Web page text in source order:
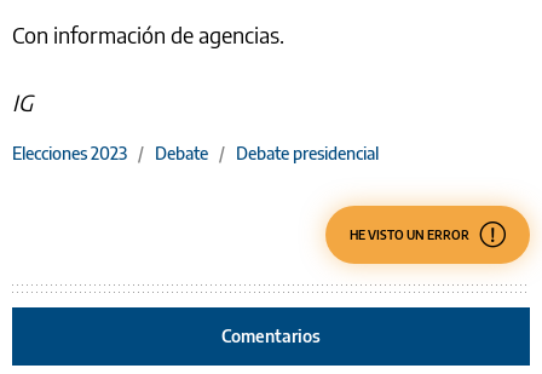
Con información de agencias.
IG
Elecciones 2023 / Debate / Debate presidencial
HE VISTO UN ERROR
Comentarios